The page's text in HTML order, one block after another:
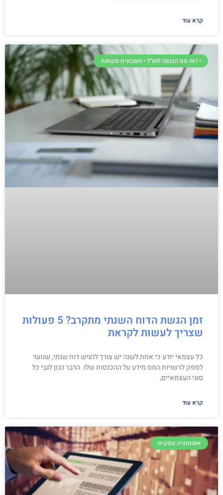
קרא עוד
• דוח מס הכנסה לחו"ל • חשבונית מקוונת
זמן הגשת הדוח השנתי מתקרב? 5 פעולות
שצריך לעשות לקראת
כל עצמאי יודע כי אחת לשנה יש צורך להגיש דוח שנתי, שנועד
לספק לרשויות המס מידע על ההכנסות שלו. הדבר נכון לגבי כל
סוגי העצמאיים,
קרא עוד
אוטומציה עסקית